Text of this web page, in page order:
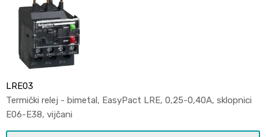
LRE03
Termički relej - bimetal, EasyPact LRE, 0,25-0,40A, sklopnici
E06-E38, vijčani